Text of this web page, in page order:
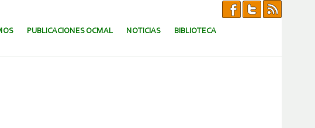
PUBLICACIONES OCMAL NOTICIAS BIBLIOTECA